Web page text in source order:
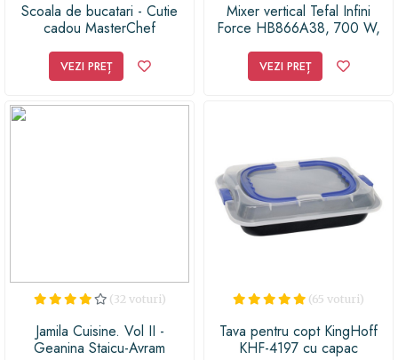
Scoala de bucatari - Cutie
cadou MasterChef
VEZI PREȚ
Mixer vertical Tefal Infini
Force HB866A38, 700 W,
Argintiu
VEZI PREȚ
(32 voturi)
Jamila Cuisine. Vol II -
Geanina Staicu-Avram
(65 voturi)
Tava pentru copt KingHoff
KHF-4197 cu capac